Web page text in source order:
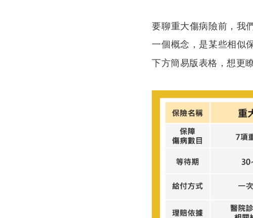
要聊重大傷病險前，我
一個概念，是某些相似
下方簡易版表格，想更